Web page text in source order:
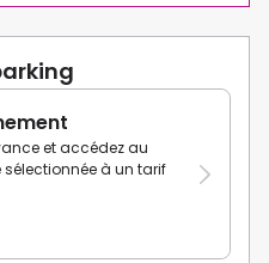
et accédez au
à un tarif